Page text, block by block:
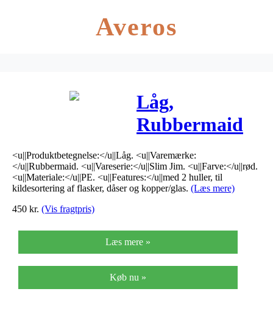
Averos
Låg,
Rubbermaid
Slim Jim, rød,
med 2 huller,
til
af flasker,
dåser og
kopper/glas
<u||Produktbetegnelse:</u||Låg. <u||Varemærke:
</u||Rubbermaid. <u||Vareserie:</u||Slim Jim. <u||Farve:</u||rød.
<u||Materiale:</u||PE. <u||Features:</u||med 2 huller, til
kildesortering af flasker, dåser og kopper/glas. (Læs mere)
450 kr. (Vis fragtpris)
Læs mere »
Køb nu »